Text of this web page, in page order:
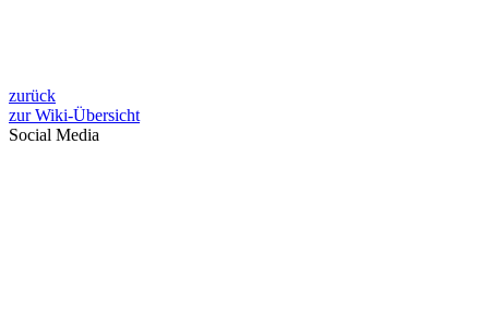
zurück
zur Wiki-Übersicht
Social Media